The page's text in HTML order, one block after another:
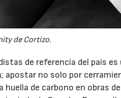
de Cortizo.
de referencia del país es
apostar no solo por
de carbono en obras de